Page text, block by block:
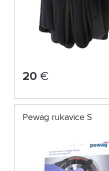
20 €
Pewag rukavice S